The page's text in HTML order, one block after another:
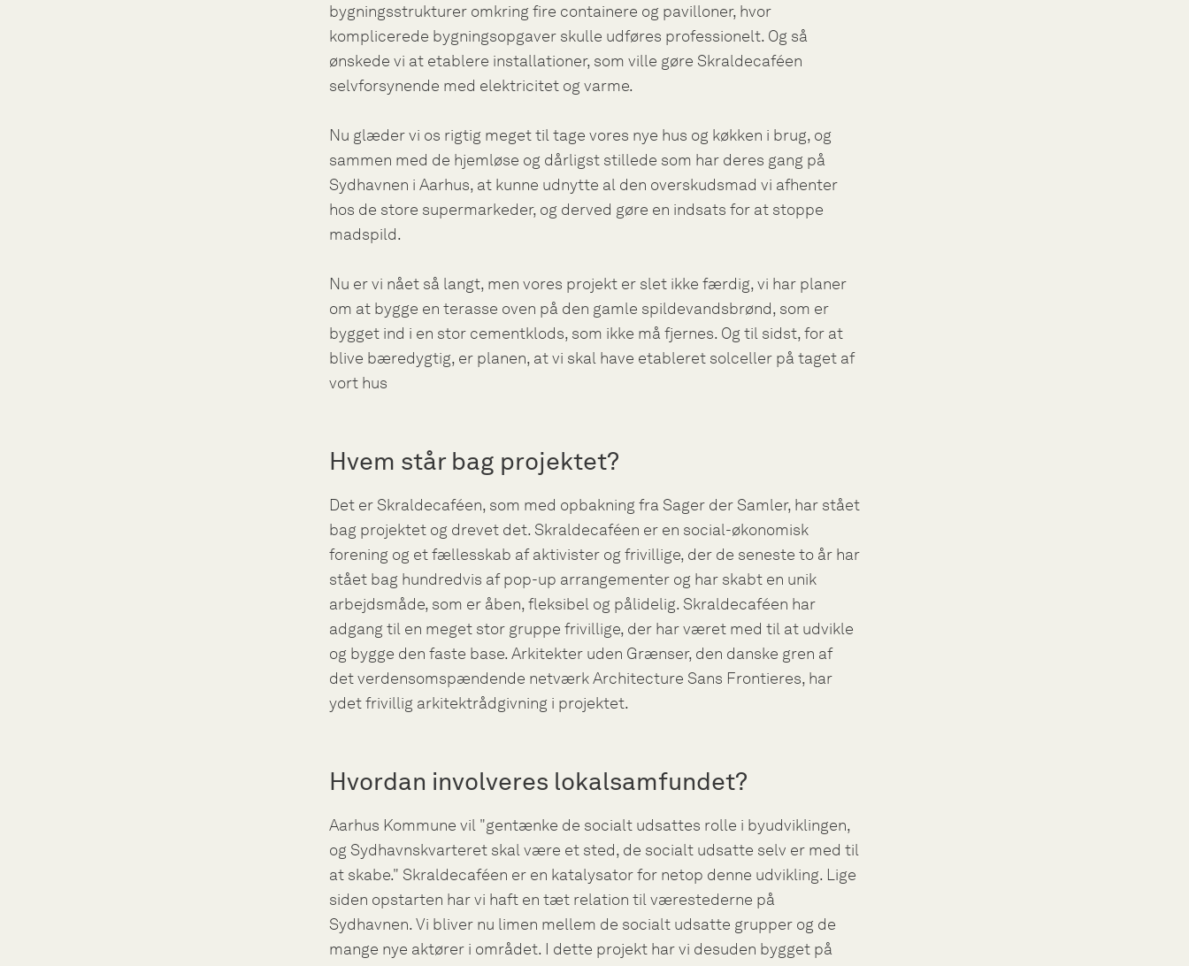
bygningsstrukturer omkring fire containere og pavilloner, hvor
komplicerede bygningsopgaver skulle udføres professionelt. Og så
ønskede vi at etablere installationer, som ville gøre Skraldecaféen
selvforsynende med elektricitet og varme.
Nu glæder vi os rigtig meget til tage vores nye hus og køkken i brug, og
sammen med de hjemløse og dårligst stillede som har deres gang på
Sydhavnen i Aarhus, at kunne udnytte al den overskudsmad vi afhenter
hos de store supermarkeder, og derved gøre en indsats for at stoppe
madspild.
Nu er vi nået så langt, men vores projekt er slet ikke færdig, vi har planer
om at bygge en terasse oven på den gamle spildevandsbrønd, som er
bygget ind i en stor cementklods, som ikke må fjernes. Og til sidst, for at
blive bæredygtig, er planen, at vi skal have etableret solceller på taget af
vort hus
Hvem står bag projektet?
Det er Skraldecaféen, som med opbakning fra Sager der Samler, har stået
bag projektet og drevet det. Skraldecaféen er en social-økonomisk
forening og et fællesskab af aktivister og frivillige, der de seneste to år har
stået bag hundredvis af pop-up arrangementer og har skabt en unik
arbejdsmåde, som er åben, fleksibel og pålidelig. Skraldecaféen har
adgang til en meget stor gruppe frivillige, der har været med til at udvikle
og bygge den faste base. Arkitekter uden Grænser, den danske gren af
det verdensomspændende netværk Architecture Sans Frontieres, har
ydet frivillig arkitektrådgivning i projektet.
Hvordan involveres lokalsamfundet?
Aarhus Kommune vil "gentænke de socialt udsattes rolle i byudviklingen,
og Sydhavnskvarteret skal være et sted, de socialt udsatte selv er med til
at skabe." Skraldecaféen er en katalysator for netop denne udvikling. Lige
siden opstarten har vi haft en tæt relation til værestederne på
Sydhavnen. Vi bliver nu limen mellem de socialt udsatte grupper og de
mange nye aktører i området. I dette projekt har vi desuden bygget på